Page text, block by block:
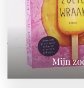
Mijn